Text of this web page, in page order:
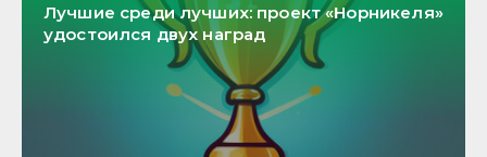
Лучшие среди лучших: проект «Норникеля»
удостоился двух наград